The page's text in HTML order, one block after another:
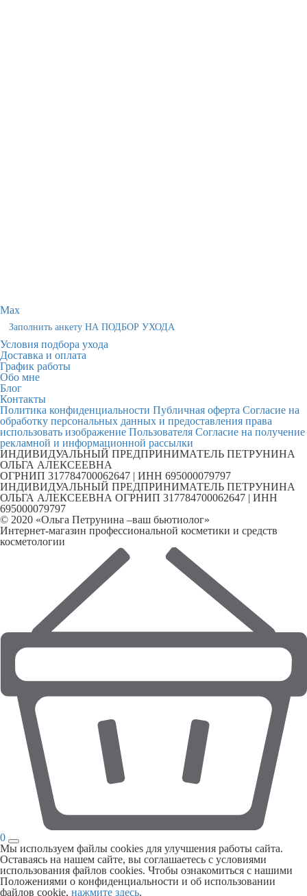
Max
Заполнить анкету НА ПОДБОР УХОДА
Условия подбора ухода
Доставка и оплата
График работы
Обо мне
Блог
Контакты
Политика конфиденциальности Публичная оферта Согласие на
обработку персональных данных и предоставления права
использовать изображение Пользователя Согласие на получение
рекламной и информационной рассылки
ИНДИВИДУАЛЬНЫЙ ПРЕДПРИНИМАТЕЛЬ ПЕТРУНИНА
ОЛЬГА АЛЕКСЕЕВНА
ОГРНИП 317784700062647 | ИНН 695000079797
ИНДИВИДУАЛЬНЫЙ ПРЕДПРИНИМАТЕЛЬ ПЕТРУНИНА
ОЛЬГА АЛЕКСЕЕВНА ОГРНИП 317784700062647 | ИНН
695000079797
© 2020 «Ольга Петрунина –ваш бьютиолог»
Интернет-магазин профессиональной косметики и средств
косметологии
0
Мы используем файлы cookies для улучшения работы сайта.
Оставаясь на нашем сайте, вы соглашаетесь с условиями
использования файлов cookies. Чтобы ознакомиться с нашими
Положениями о конфиденциальности и об использовании
файлов cookie, нажмите здесь.